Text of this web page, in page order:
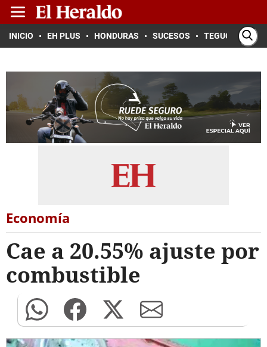
INICIO EH PLUS HONDURAS SUCESOS TEGUCIGALPA
Economía
Cae a 20.55% ajuste por
combustible